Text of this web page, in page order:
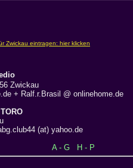
Zwickau
+ Ralf.r.Brasil @ onlinehome.de
(at) yahoo.de
A - G
H - P